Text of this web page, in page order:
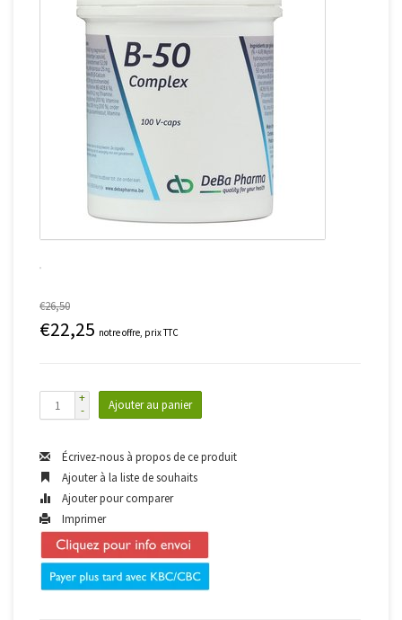
€26,50
€22,25 notre offre, prix TTC
+
-
Ajouter au panier
Écrivez-nous à propos de ce produit
Ajouter à la liste de souhaits
Ajouter pour comparer
Imprimer